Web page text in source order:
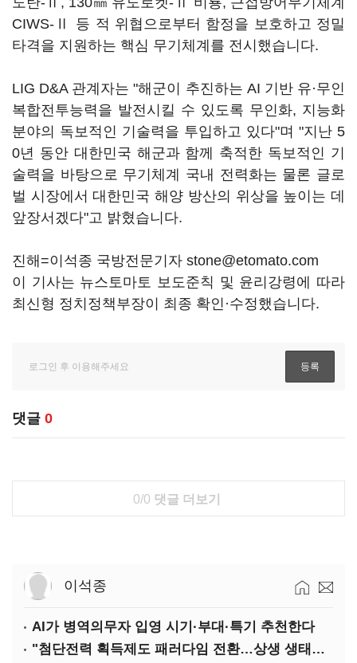
CIWS-Ⅱ 등 적 위협으로부터 함정을 보호하고 정밀
타격을 지원하는 핵심 무기체계를 전시했습니다.
LIG D&A 관계자는 "해군이 추진하는 AI 기반 유·무인
복합전투능력을 발전시킬 수 있도록 무인화, 지능화
분야의 독보적인 기술력을 투입하고 있다"며 "지난 5
0년 동안 대한민국 해군과 함께 축적한 독보적인 기
술력을 바탕으로 무기체계 국내 전력화는 물론 글로
벌 시장에서 대한민국 해양 방산의 위상을 높이는 데
앞장서겠다"고 밝혔습니다.
진해=이석종 국방전문기자 stone@etomato.com
이 기사는 뉴스토마토 보도준칙 및 윤리강령에 따라
최신형 정치정책부장이 최종 확인·수정했습니다.
댓글 0
0/0 댓글 더보기
이석종
AI가 병역의무자 입영 시기·부대·특기 추천한다
"첨단전력 획득제도 패러다임 전환…상생 생태계 조성해 대체불가 K-방산 도약"